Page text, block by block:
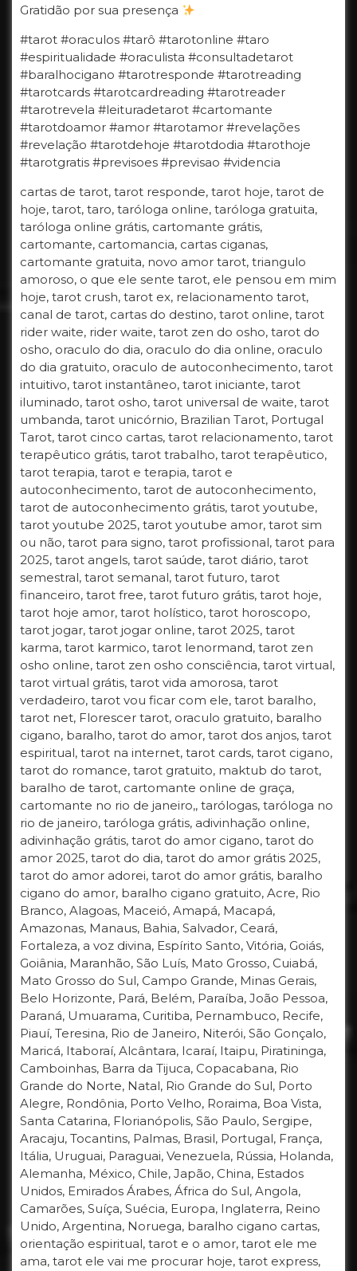
Gratidão por sua presença
#tarot #oraculos #tarô #tarotonline #taro
#espiritualidade #oraculista #consultadetarot
#baralhocigano #tarotresponde #tarotreading
#tarotcards #tarotcardreading #tarotreader
#tarotrevela #leituradetarot #cartomante
#tarotdoamor #amor #tarotamor #revelações
#revelação #tarotdehoje #tarotdodia #tarothoje
#tarotgratis #previsoes #previsao #videncia
cartas de tarot, tarot responde, tarot hoje, tarot de
hoje, tarot, taro, taróloga online, taróloga gratuita,
taróloga online grátis, cartomante grátis,
cartomante, cartomancia, cartas ciganas,
cartomante gratuita, novo amor tarot, triangulo
amoroso, o que ele sente tarot, ele pensou em mim
hoje, tarot crush, tarot ex, relacionamento tarot,
canal de tarot, cartas do destino, tarot online, tarot
rider waite, rider waite, tarot zen do osho, tarot do
osho, oraculo do dia, oraculo do dia online, oraculo
do dia gratuito, oraculo de autoconhecimento, tarot
intuitivo, tarot instantâneo, tarot iniciante, tarot
iluminado, tarot osho, tarot universal de waite, tarot
umbanda, tarot unicórnio, Brazilian Tarot, Portugal
Tarot, tarot cinco cartas, tarot relacionamento, tarot
terapêutico grátis, tarot trabalho, tarot terapêutico,
tarot terapia, tarot e terapia, tarot e
autoconhecimento, tarot de autoconhecimento,
tarot de autoconhecimento grátis, tarot youtube,
tarot youtube 2025, tarot youtube amor, tarot sim
ou não, tarot para signo, tarot profissional, tarot para
2025, tarot angels, tarot saúde, tarot diário, tarot
semestral, tarot semanal, tarot futuro, tarot
financeiro, tarot free, tarot futuro grátis, tarot hoje,
tarot hoje amor, tarot holístico, tarot horoscopo,
tarot jogar, tarot jogar online, tarot 2025, tarot
karma, tarot karmico, tarot lenormand, tarot zen
osho online, tarot zen osho consciência, tarot virtual,
tarot virtual grátis, tarot vida amorosa, tarot
verdadeiro, tarot vou ficar com ele, tarot baralho,
tarot net, Florescer tarot, oraculo gratuito, baralho
cigano, baralho, tarot do amor, tarot dos anjos, tarot
espiritual, tarot na internet, tarot cards, tarot cigano,
tarot do romance, tarot gratuito, maktub do tarot,
baralho de tarot, cartomante online de graça,
cartomante no rio de janeiro,, tarólogas, taróloga no
rio de janeiro, taróloga grátis, adivinhação online,
adivinhação grátis, tarot do amor cigano, tarot do
amor 2025, tarot do dia, tarot do amor grátis 2025,
tarot do amor adorei, tarot do amor grátis, baralho
cigano do amor, baralho cigano gratuito, Acre, Rio
Branco, Alagoas, Maceió, Amapá, Macapá,
Amazonas, Manaus, Bahia, Salvador, Ceará,
Fortaleza, a voz divina, Espírito Santo, Vitória, Goiás,
Goiânia, Maranhão, São Luís, Mato Grosso, Cuiabá,
Mato Grosso do Sul, Campo Grande, Minas Gerais,
Belo Horizonte, Pará, Belém, Paraíba, João Pessoa,
Paraná, Umuarama, Curitiba, Pernambuco, Recife,
Piauí, Teresina, Rio de Janeiro, Niterói, São Gonçalo,
Maricá, Itaboraí, Alcântara, Icaraí, Itaipu, Piratininga,
Camboinhas, Barra da Tijuca, Copacabana, Rio
Grande do Norte, Natal, Rio Grande do Sul, Porto
Alegre, Rondônia, Porto Velho, Roraima, Boa Vista,
Santa Catarina, Florianópolis, São Paulo, Sergipe,
Aracaju, Tocantins, Palmas, Brasil, Portugal, França,
Itália, Uruguai, Paraguai, Venezuela, Rússia, Holanda,
Alemanha, México, Chile, Japão, China, Estados
Unidos, Emirados Árabes, África do Sul, Angola,
Camarões, Suíça, Suécia, Europa, Inglaterra, Reino
Unido, Argentina, Noruega, baralho cigano cartas,
orientação espiritual, tarot e o amor, tarot ele me
ama, tarot ele vai me procurar hoje, tarot express,